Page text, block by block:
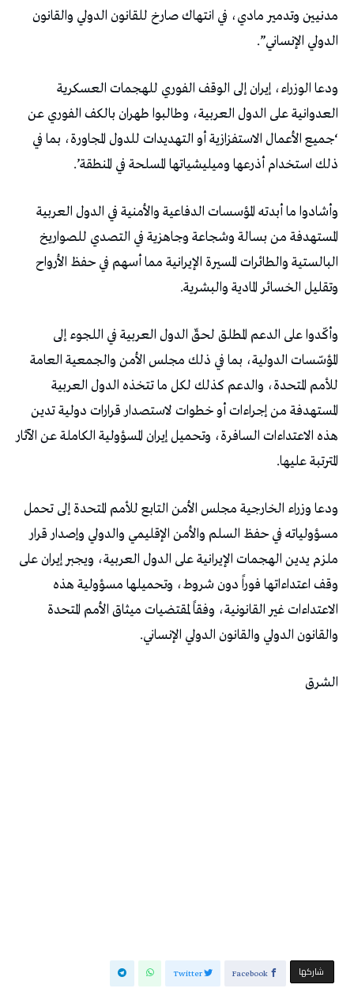
مدنيين وتدمير مادي، في انتهاك صارخ للقانون الدولي والقانون
الدولي الإنساني”.
ودعا الوزراء، إيران إلى الوقف الفوري للهجمات العسكرية
العدوانية على الدول العربية، وطالبوا طهران بالكف الفوري عن
‘جميع الأعمال الاستفزازية أو التهديدات للدول المجاورة، بما في
ذلك استخدام أذرعها وميليشياتها المسلحة في المنطقة’.
وأشادوا ما أبدته المؤسسات الدفاعية والأمنية في الدول العربية
المستهدفة من بسالة وشجاعة وجاهزية في التصدي للصواريخ
البالستية والطائرات المسيرة الإيرانية مما أسهم في حفظ الأرواح
وتقليل الخسائر المادية والبشرية.
وأكّدوا على الدعم المطلق لحقّ الدول العربية في اللجوء إلى
المؤسّسات الدولية، بما في ذلك مجلس الأمن والجمعية العامة
للأمم المتحدة، والدعم كذلك لكل ما تتخذه الدول العربية
المستهدفة من إجراءات أو خطوات لاستصدار قرارات دولية تدين
هذه الاعتداءات السافرة، وتحميل إيران المسؤولية الكاملة عن الآثار
المترتبة عليها.
ودعا وزراء الخارجية مجلس الأمن التابع للأمم المتحدة إلى تحمل
مسؤولياته في حفظ السلم والأمن الإقليمي والدولي وإصدار قرار
ملزم يدين الهجمات الإيرانية على الدول العربية، ويجبر إيران على
وقف اعتداءاتها فوراً دون شروط، وتحميلها مسؤولية هذه
الاعتداءات غير القانونية، وفقاً لمقتضيات ميثاق الأمم المتحدة
والقانون الدولي والقانون الدولي الإنساني.
الشرق
‫‫ شاركها‬ Facebook
Twitter